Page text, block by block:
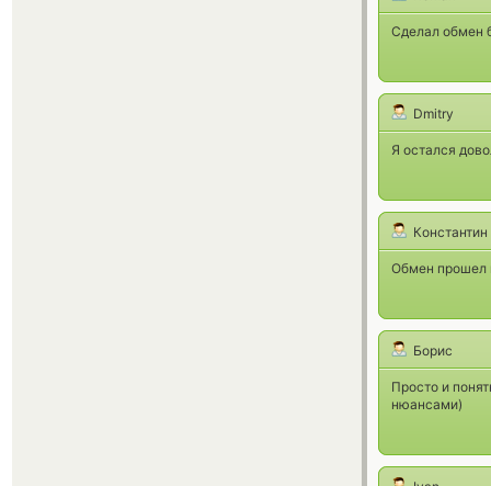
Сделал обмен
Dmitry
Я остался
Константин
Обмен прошел
Борис
Просто и
нюансами)